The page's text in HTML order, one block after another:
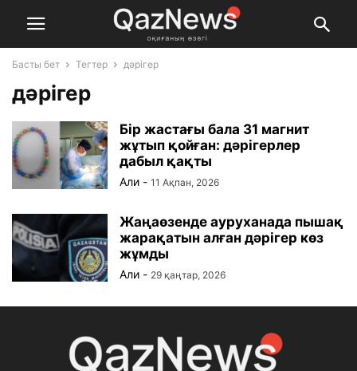
Басты бет Тегтер дәрігер
дәрігер
Бір жастағы бала 31 магнит
жұтып қойған: дәрігерлер
дабыл қақты
Али - 11 Ақпан, 2026
Жаңаөзенде ауруханада пышақ
жарақатын алған дәрігер көз
жұмды
Али - 29 қаңтар, 2026